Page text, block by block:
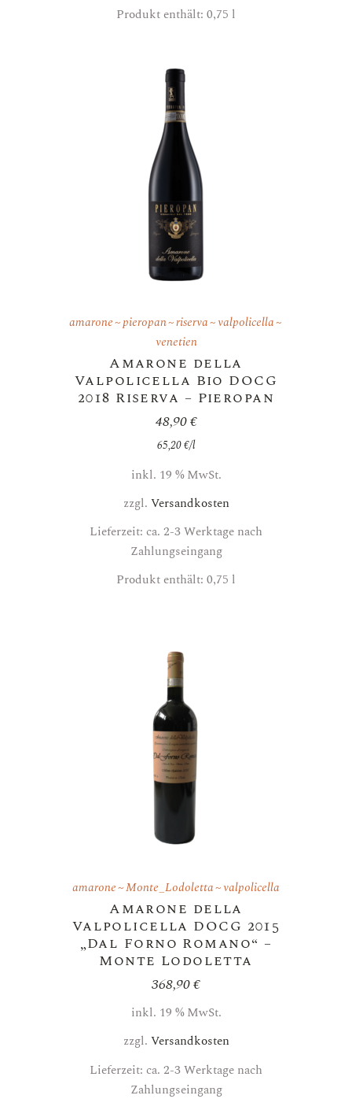
Produkt enthält: 0,75 l
amarone pieropan riserva valpolicella
venetien
Amarone della
Valpolicella Bio DOCG
2018 Riserva – Pieropan
48,90€
65,20€/l
inkl. 19 % MwSt.
zzgl. Versandkosten
Lieferzeit: ca. 2-3 Werktage nach
Zahlungseingang
Produkt enthält: 0,75 l
amarone Monte_Lodoletta valpolicella
Amarone della
Valpolicella DOCG 2015
„Dal Forno Romano“ –
Monte Lodoletta
368,90€
inkl. 19 % MwSt.
zzgl. Versandkosten
Lieferzeit: ca. 2-3 Werktage nach
Zahlungseingang